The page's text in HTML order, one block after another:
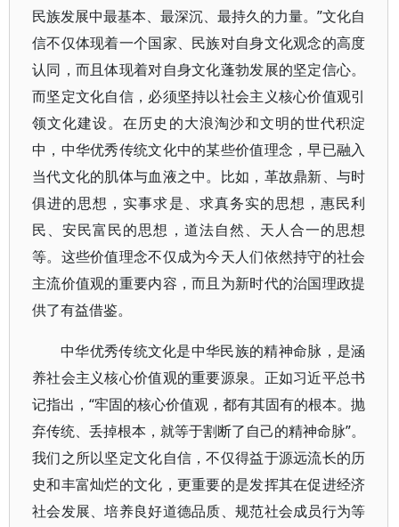
民族发展中最基本、最深沉、最持久的力量。”文化自
信不仅体现着一个国家、民族对自身文化观念的高度
认同，而且体现着对自身文化蓬勃发展的坚定信心。
而坚定文化自信，必须坚持以社会主义核心价值观引
领文化建设。在历史的大浪淘沙和文明的世代积淀
中，中华优秀传统文化中的某些价值理念，早已融入
当代文化的肌体与血液之中。比如，革故鼎新、与时
俱进的思想，实事求是、求真务实的思想，惠民利
民、安民富民的思想，道法自然、天人合一的思想
等。这些价值理念不仅成为今天人们依然持守的社会
主流价值观的重要内容，而且为新时代的治国理政提
供了有益借鉴。
中华优秀传统文化是中华民族的精神命脉，是涵
养社会主义核心价值观的重要源泉。正如习近平总书
记指出，“牢固的核心价值观，都有其固有的根本。抛
弃传统、丢掉根本，就等于割断了自己的精神命脉”。
我们之所以坚定文化自信，不仅得益于源远流长的历
史和丰富灿烂的文化，更重要的是发挥其在促进经济
社会发展、培养良好道德品质、规范社会成员行为等